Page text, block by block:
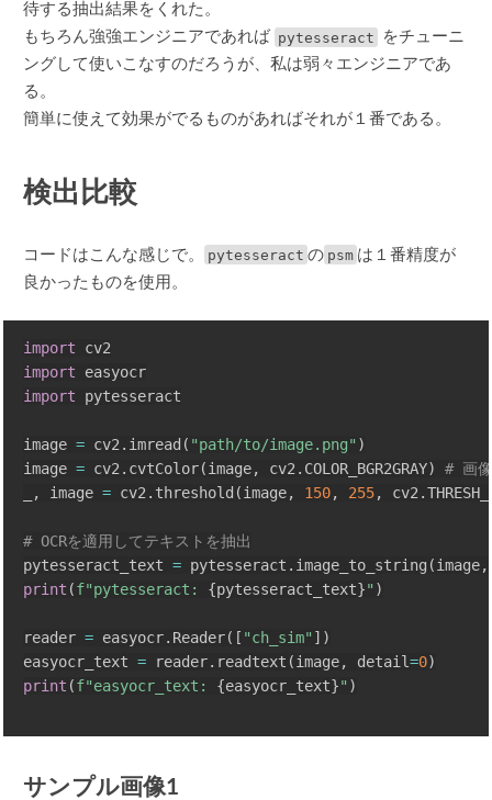
待する抽出結果をくれた。
もちろん強強エンジニアであれば pytesseract
をチューニ
ングして使いこなすのだろうが、私は弱々エンジニアであ
る。
簡単に使えて効果がでるものがあればそれが１番である。
検出比較
コードはこんな感じで。 pytesseract の psm は１番精度が
良かったものを使用。
import
import
easyocr
import pytesseract
image = cv2 . imread ( "path/to/image.png" )
image = cv2 . cvtColor(image, cv2 . COLOR_BGR2GRAY)
# 画
, image = cv2 . threshold (image, 150, 255, cv2 .
# OCRを適用してテキストを抽出
pytesseract_text = pytesseract . image_to_string (image,
print (f"pytesseract: {pytesseract_text}" )
reader = easyocr. Reader( [ "ch_sim" ] )
easyocr_text = reader. readtext (image, detail=0)
print (f"easyocr_text: {easyocr_text}" )
サンプル画像1